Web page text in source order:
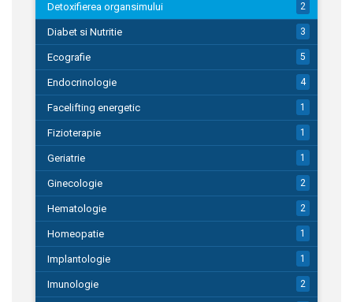
Detoxifierea organsimului 2
Diabet si Nutritie 3
Ecografie 5
Endocrinologie 4
Facelifting energetic 1
Fizioterapie 1
Geriatrie 1
Ginecologie 2
Hematologie 2
Homeopatie 1
Implantologie 1
Imunologie 2